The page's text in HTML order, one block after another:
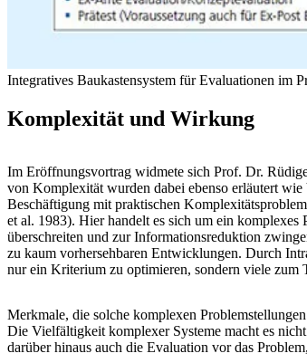
Integratives Baukastensystem für Evaluationen im
Komplexität und Wirkung
Im Eröffnungsvortrag widmete sich Prof. Dr.
von Komplexität wurden dabei ebenso erläutert
Beschäftigung mit praktischen
et al. 1983). Hier handelt es sich um ein komplexes
überschreiten und zur Informationsreduktion
zu kaum vorhersehbaren Entwicklungen. Durch
nur ein Kriterium zu optimieren, sondern viele zum
Merkmale, die solche komplexen
Die Vielfältigkeit komplexer Systeme macht es
darüber hinaus auch die Evaluation vor das